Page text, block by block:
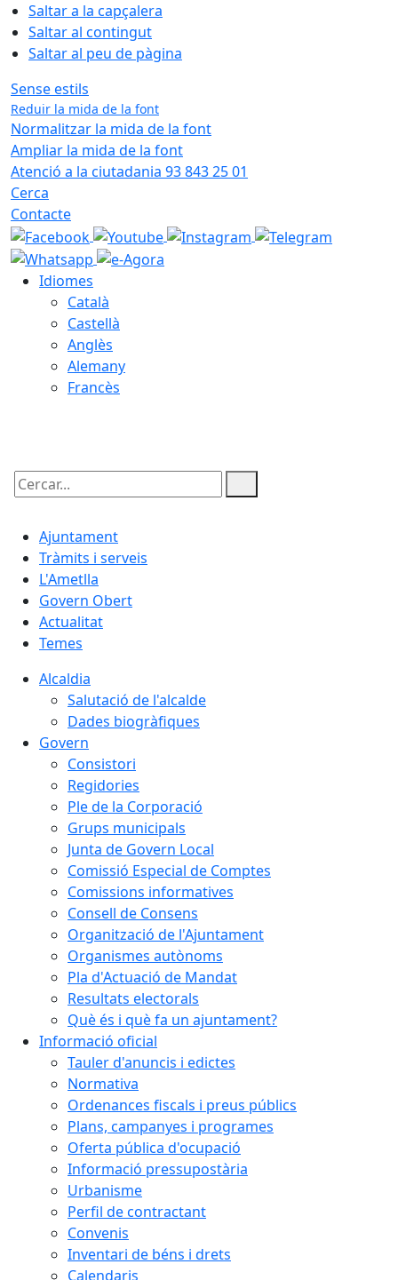
Saltar a la capçalera
Saltar al contingut
Saltar al peu de pàgina
Sense estils
Reduir la mida de la font
Normalitzar la mida de la font
Ampliar la mida de la font
Atenció a la ciutadania 93 843 25 01
Cerca
Contacte
Idiomes
Català
Castellà
Anglès
Alemany
Francès
Cercar:
Ajuntament
Tràmits i serveis
L'Ametlla
Govern Obert
Actualitat
Temes
Alcaldia
Salutació de l'alcalde
Dades biogràfiques
Govern
Consistori
Regidories
Ple de la Corporació
Grups municipals
Junta de Govern Local
Comissió Especial de Comptes
Comissions informatives
Consell de Consens
Organització de l'Ajuntament
Organismes autònoms
Pla d'Actuació de Mandat
Resultats electorals
Què és i què fa un ajuntament?
Informació oficial
Tauler d'anuncis i edictes
Normativa
Ordenances fiscals i preus públics
Plans, campanyes i programes
Oferta pública d'ocupació
Informació pressupostària
Urbanisme
Perfil de contractant
Convenis
Inventari de béns i drets
Calendaris